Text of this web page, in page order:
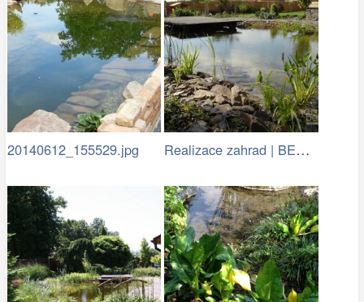
20140612_155529.jpg Realizace zahrad | BENED - zahradní…